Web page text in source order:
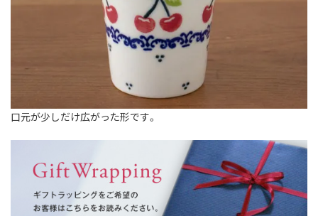
口元が少しだけ広がった形です。